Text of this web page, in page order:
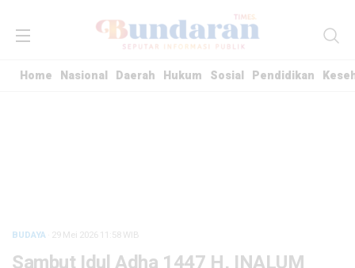
Home Nasional Daerah Hukum Sosial Pendidikan
BUDAYA · 29 Mei 2026 11:58WIB